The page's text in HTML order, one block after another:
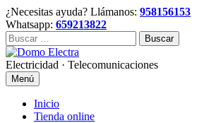
Skip
to
content
¿Necesitas ayuda? Llámanos: 958156153
Whatsapp: 659213822
Buscar:
Electricidad · Telecomunicaciones
Menú
Inicio
Tienda online